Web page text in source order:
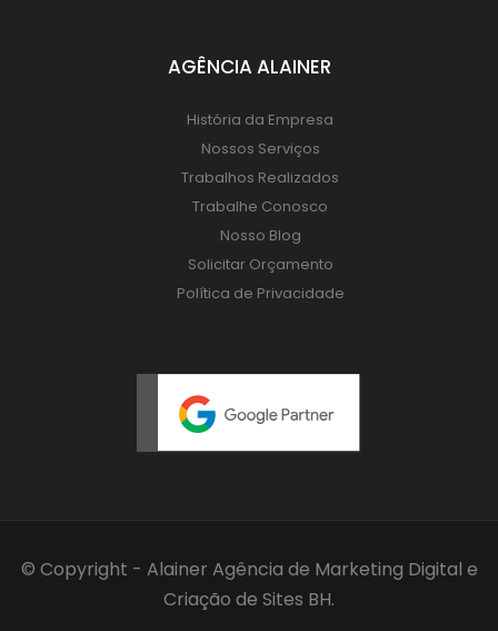
AGÊNCIA ALAINER
História da Empresa
Nossos Serviços
Trabalhos Realizados
Trabalhe Conosco
Nosso Blog
Solicitar Orçamento
Política de Privacidade
© Copyright - Alainer Agência de Marketing Digital e
Criação de Sites BH.